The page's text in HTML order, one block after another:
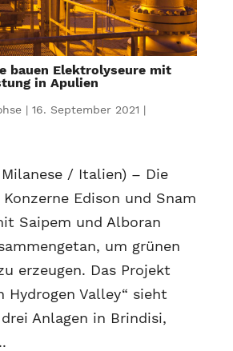
bauen Elektrolyseure mit
in Apulien
| 16. September 2021 |
/ Italien) – Die
Edison und Snam
Saipem und Alboran
um grünen
erzeugen. Das Projekt
Hydrogen Valley“ sieht
Anlagen in Brindisi,